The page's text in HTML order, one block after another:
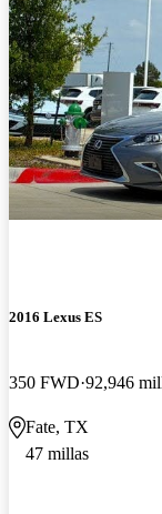
2016 Lexus ES
350 FWD 92,946
Fate, TX
47 millas